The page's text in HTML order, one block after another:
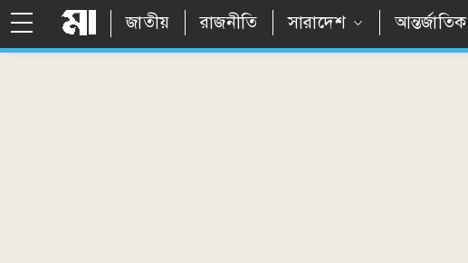
জাতীয় রাজনীতি সারাদেশ আন্তর্জাতিক